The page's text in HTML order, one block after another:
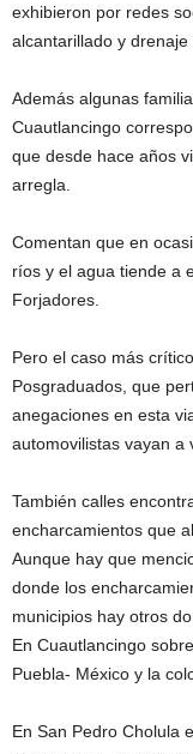
exhibieron por redes
alcantarillado y drenaje
Además algunas
Cuautlancingo
que desde hace años
arregla.
Comentan que en
ríos y el agua tiende a
Forjadores.
Pero el caso más
Posgraduados, que
anegaciones en esta
automovilistas vayan a
También calles
encharcamientos que
Aunque hay que
donde los
municipios hay otros
En Cuautlancingo
Puebla- México y la
En San Pedro Cholula